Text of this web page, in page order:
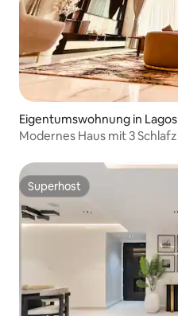
Eigentumswohnung in Lagos
Modernes Haus mit 3
Superhost
Superhost